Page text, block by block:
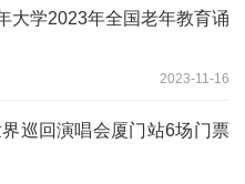
大学2023年全国老年教育诵
2023-11-16
巡回演唱会厦门站6场门票